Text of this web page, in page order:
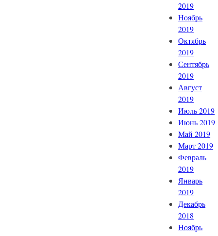
2019
Ноябрь
2019
Октябрь
2019
Сентябрь
2019
Август
2019
Июль 2019
Июнь 2019
Май 2019
Март 2019
Февраль
2019
Январь
2019
Декабрь
2018
Ноябрь